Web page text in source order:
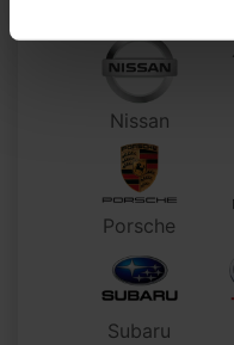
Nissan
Porsche
Subaru